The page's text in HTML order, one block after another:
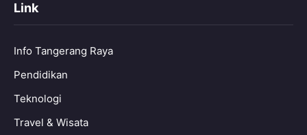
Link
Info Tangerang Raya
Pendidikan
Teknologi
Travel & Wisata